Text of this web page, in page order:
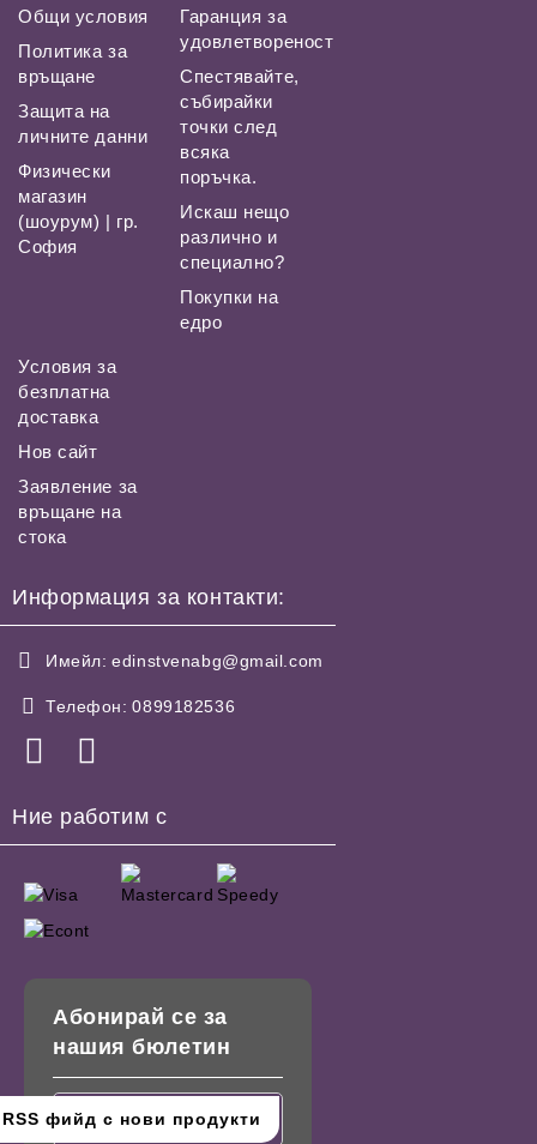
Общи условия
Политика за
връщане
Защита на
личните данни
Физически
магазин
(шоурум) | гр.
София
Гаранция за
удовлетвореност
Спестявайте,
събирайки
точки след
всяка
поръчка.
Искаш нещо
различно и
специално?
Покупки на
едро
Условия за
безплатна
доставка
Нов сайт
Заявление за
връщане на
стока
Информация за контакти:
Имейл: edinstvenabg@gmail.com
Телефон: 0899182536
Ние работим с
Абонирай се за
нашия бюлетин